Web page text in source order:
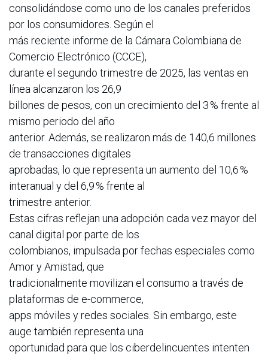
consolidándose como uno de los canales preferidos
por los consumidores. Según el
más reciente informe de la Cámara Colombiana de
Comercio Electrónico (CCCE),
durante el segundo trimestre de 2025, las ventas en
línea alcanzaron los 26,9
billones de pesos, con un crecimiento del 3 % frente al
mismo periodo del año
anterior. Además, se realizaron más de 140,6 millones
de transacciones digitales
aprobadas, lo que representa un aumento del 10,6 %
interanual y del 6,9 % frente al
trimestre anterior.
Estas cifras reflejan una adopción cada vez mayor del
canal digital por parte de los
colombianos, impulsada por fechas especiales como
Amor y Amistad, que
tradicionalmente movilizan el consumo a través de
plataformas de e-commerce,
apps móviles y redes sociales. Sin embargo, este
auge también representa una
oportunidad para que los ciberdelincuentes intenten